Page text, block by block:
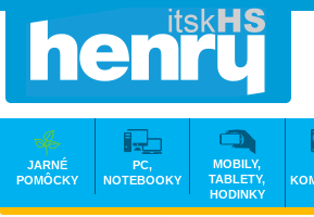
JARNÉ
POMÔCKY
PC,
NOTEBOOKY
MOBILY,
TABLETY,
HODINKY